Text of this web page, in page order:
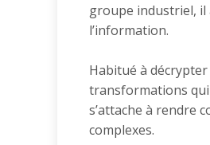
groupe industriel, il
l’information.
Habitué à
transformations
s’attache à rendre
complexes.